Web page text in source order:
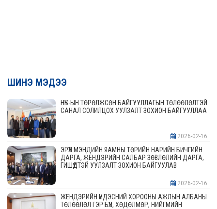
ШИНЭ МЭДЭЭ
НҮБ-ЫН ТӨРӨЛЖСӨН БАЙГУУЛЛАГЫН ТӨЛӨӨЛӨЛТЭЙ
САНАЛ СОЛИЛЦОХ УУЛЗАЛТ ЗОХИОН БАЙГУУЛЛАА
2026-02-16
ЭРҮҮЛ МЭНДИЙН ЯАМНЫ ТӨРИЙН НАРИЙН БИЧГИЙН
ДАРГА, ЖЕНДЭРИЙН САЛБАР ЗӨВЛӨЛИЙН ДАРГА,
ГИШҮҮДТЭЙ УУЛЗАЛТ ЗОХИОН БАЙГУУЛАВ
2026-02-16
ЖЕНДЭРИЙН ҮНДЭСНИЙ ХОРООНЫ АЖЛЫН АЛБАНЫ
ТӨЛӨӨЛӨЛ ГЭР БҮЛ, ХӨДӨЛМӨР, НИЙГМИЙН